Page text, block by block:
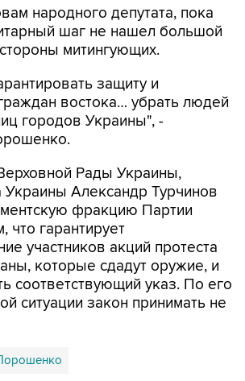
народного депутата, пока
шаг не нашел большой
митингующих.
защиту и
востока… убрать людей
городов Украины", -
Рады Украины,
Украины Александр Турчинов
фракцию Партии
что гарантирует
участников акций протеста
которые сдадут оружие, и
соответствующий указ. По его
ситуации закон принимать не